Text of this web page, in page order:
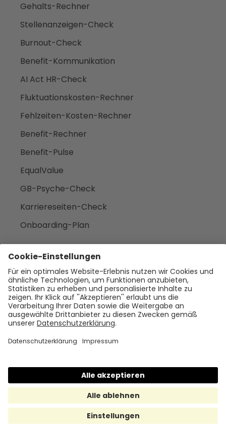
Gehalts-Rechner
Stellenanzeigen-Check
Burnout-Check
Benefit-Kommunikation
AI Act HR-Check
Fluktuationskosten-Rechner
Fehlzeiten-Kosten-Rechner
Benefit-Rechner
Benefit-Pulse
EqualValue
GB-Psyche-Check
Karriereseiten-Check
Onboarding-Plan
Unternehmen
Empfehlen
Über uns
Presse
Karriere
Rechtliches
Impressum
Datenschutz
Cookie Policy